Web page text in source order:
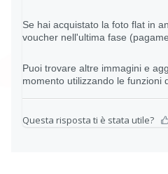
Se hai acquistato la foto flat in
voucher nell'ultima fase
Puoi trovare altre immagini e
momento utilizzando le funzioni
Questa risposta ti è stata utile?